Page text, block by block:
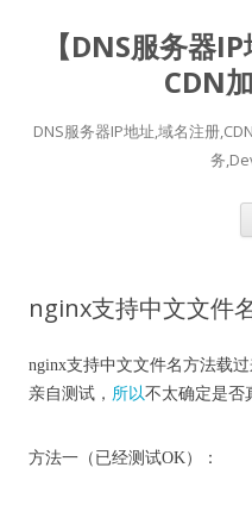
【DNS服务器
CDN
DNS服务器IP地址,域名注册
务
nginx支持中文文件
nginx支持中文文件名方法载
亲自测试， 所以不太确定是否
方法一（已经测试OK）：